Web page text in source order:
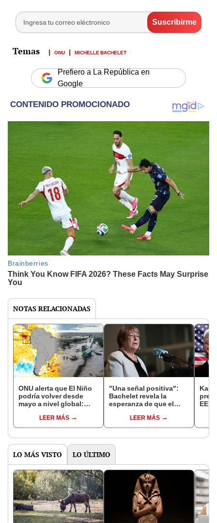
ONU MICHELLE BACHELET
Prefiero a La República en
Google
NOTAS RELACIONADAS
ONU alerta que El Niño
podría volver desde
mayo a nivel global:
para PerúLEER MÁS
"Una señal positiva":
Bachelet revela la
esperanza de que el
"preparado" para que
una mujer lidere la ONU
LEER MÁS
Kast
a la
LO MÁS VISTO LO ÚLTIMO